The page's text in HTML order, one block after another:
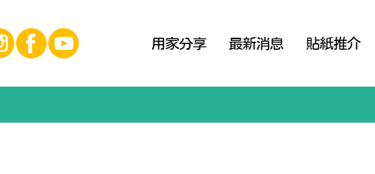
用家分享 最新消息 貼紙推介